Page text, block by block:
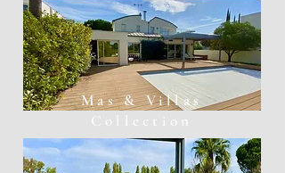
Mas & Villas
Collection